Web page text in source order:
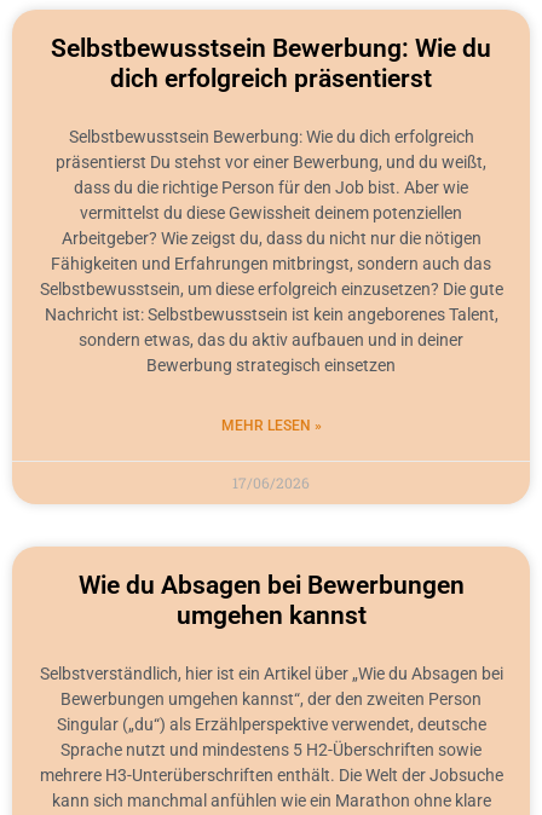
Selbstbewusstsein Bewerbung: Wie du
dich erfolgreich präsentierst
Selbstbewusstsein Bewerbung: Wie du dich erfolgreich
präsentierst Du stehst vor einer Bewerbung, und du weißt,
dass du die richtige Person für den Job bist. Aber wie
vermittelst du diese Gewissheit deinem potenziellen
Arbeitgeber? Wie zeigst du, dass du nicht nur die nötigen
Fähigkeiten und Erfahrungen mitbringst, sondern auch das
Selbstbewusstsein, um diese erfolgreich einzusetzen? Die gute
Nachricht ist: Selbstbewusstsein ist kein angeborenes Talent,
sondern etwas, das du aktiv aufbauen und in deiner
Bewerbung strategisch einsetzen
MEHR LESEN »
17/06/2026
Wie du Absagen bei Bewerbungen
umgehen kannst
Selbstverständlich, hier ist ein Artikel über „Wie du Absagen bei
Bewerbungen umgehen kannst“, der den zweiten Person
Singular („du“) als Erzählperspektive verwendet, deutsche
Sprache nutzt und mindestens 5 H2-Überschriften sowie
mehrere H3-Unterüberschriften enthält. Die Welt der Jobsuche
kann sich manchmal anfühlen wie ein Marathon ohne klare